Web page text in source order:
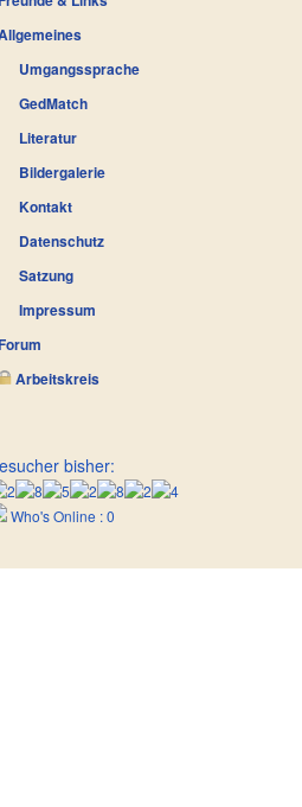
Umgangssprache
GedMatch
Literatur
Bildergalerie
Kontakt
Datenschutz
Satzung
Impressum
Arbeitskreis
bisher:
Who's Online : 0